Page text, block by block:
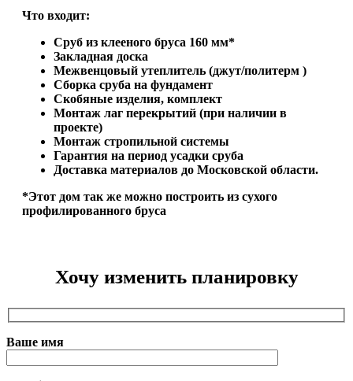
Что входит:
Сруб из клееного бруса 160 мм*
Закладная доска
Межвенцовый утеплитель (джут/политерм )
Сборка сруба на фундамент
Скобяные изделия, комплект
Монтаж лаг перекрытий (при наличии в
проекте)
Монтаж стропильной системы
Гарантия на период усадки сруба
Доставка материалов до Московской области.
*Этот дом так же можно построить из сухого
профилированного бруса
Хочу изменить планировку
Ваше имя